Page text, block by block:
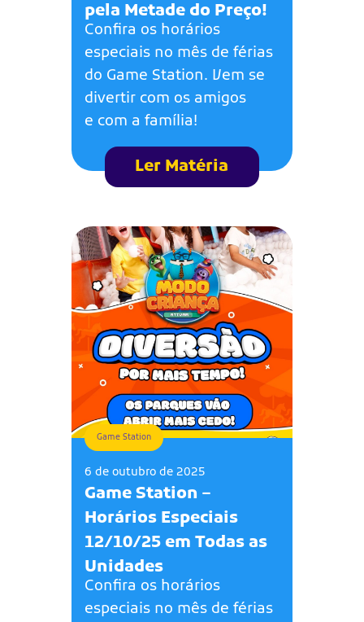
pela Metade do Preço!
Confira os horários
especiais no mês de férias
do Game Station. Vem se
divertir com os amigos
e com a família!
Ler Matéria
Game Station
6 de outubro de 2025
Game Station –
Horários Especiais
12/10/25 em Todas as
Unidades
Confira os horários
especiais no mês de férias